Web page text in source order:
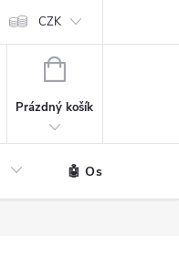
CZK
NÁKUPNÍ
Prázdný košík
🤖 Ostatní